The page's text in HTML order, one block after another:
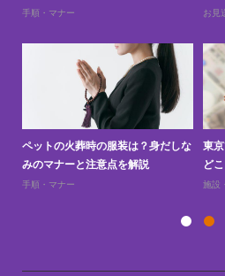
手順・マナー お見
ペットの火葬時の服装は？身だしな
みのマナーと注意点を解説
手順・マナー
東
ど
施設